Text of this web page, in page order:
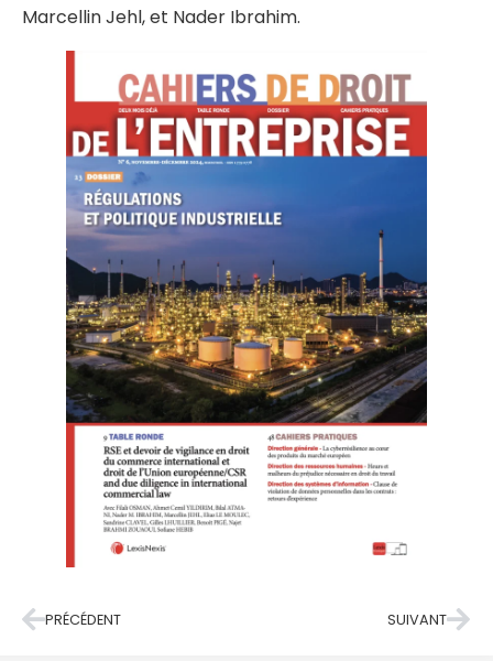
Marcellin Jehl, et Nader Ibrahim.
PRÉCÉDENT SUIVANT